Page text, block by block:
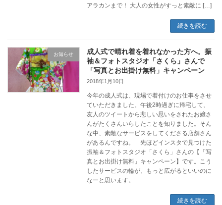
アラカンまで！ 大人の女性がすっと素敵に […]
続きを読む
お知らせ
成人式で晴れ着を着れなかった方へ。振
袖＆フォトスタジオ「さくら」さんで
「写真とお出掛け無料」キャンペーン
2018年1月10日
今年の成人式は、現場で着付けのお仕事をさせ
ていただきました。午後2時過ぎに帰宅して、
友人のツイートから悲しい思いをされたお嬢さ
んがたくさんいらしたことを知りました。そん
な中、素敵なサービスをしてくださる店舗さん
があるんですね。 先ほどインスタで見つけた
振袖＆フォトスタジオ「さくら」さんの【「写
真とお出掛け無料」キャンペーン】です。こう
したサービスの輪が、もっと広がるといいのに
なーと思います。
続きを読む